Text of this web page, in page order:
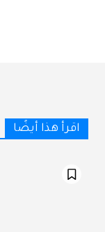
اقرأ هذا أيضًا